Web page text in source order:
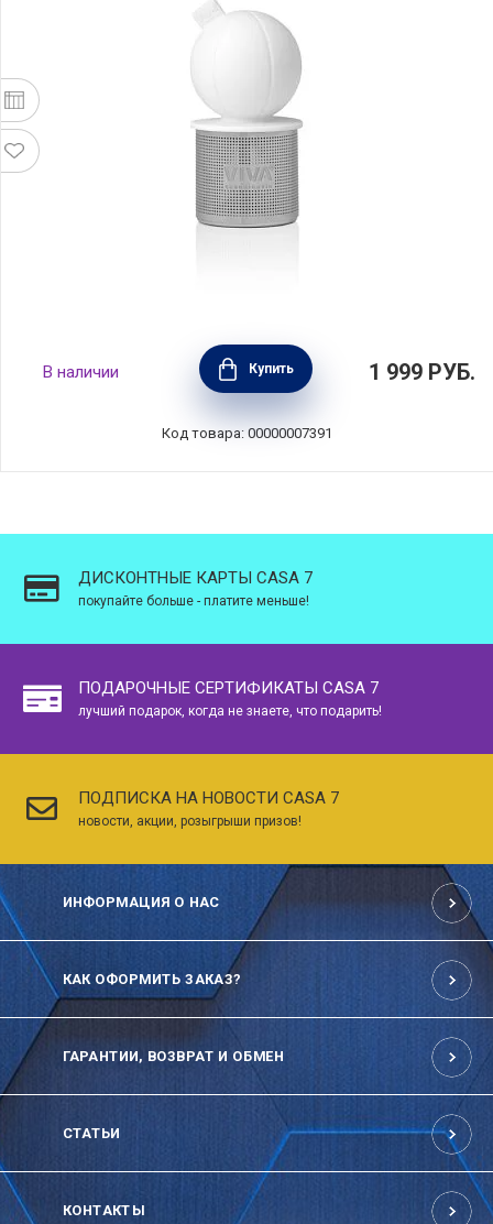
Ситечко для заваривания поплавок, белый,
Viva Scandinavia, V77602
В наличии Купить 1 999 РУБ.
Код товара: 00000007391
ДИСКОНТНЫЕ КАРТЫ CASA 7
покупайте больше - платите меньше!
ПОДАРОЧНЫЕ СЕРТИФИКАТЫ CASA 7
лучший подарок, когда не знаете, что подарить!
ПОДПИСКА НА НОВОСТИ CASA 7
новости, акции, розыгрыши призов!
ИНФОРМАЦИЯ О НАС
КАК ОФОРМИТЬ ЗАКАЗ?
ГАРАНТИИ, ВОЗВРАТ И ОБМЕН
СТАТЬИ
КОНТАКТЫ